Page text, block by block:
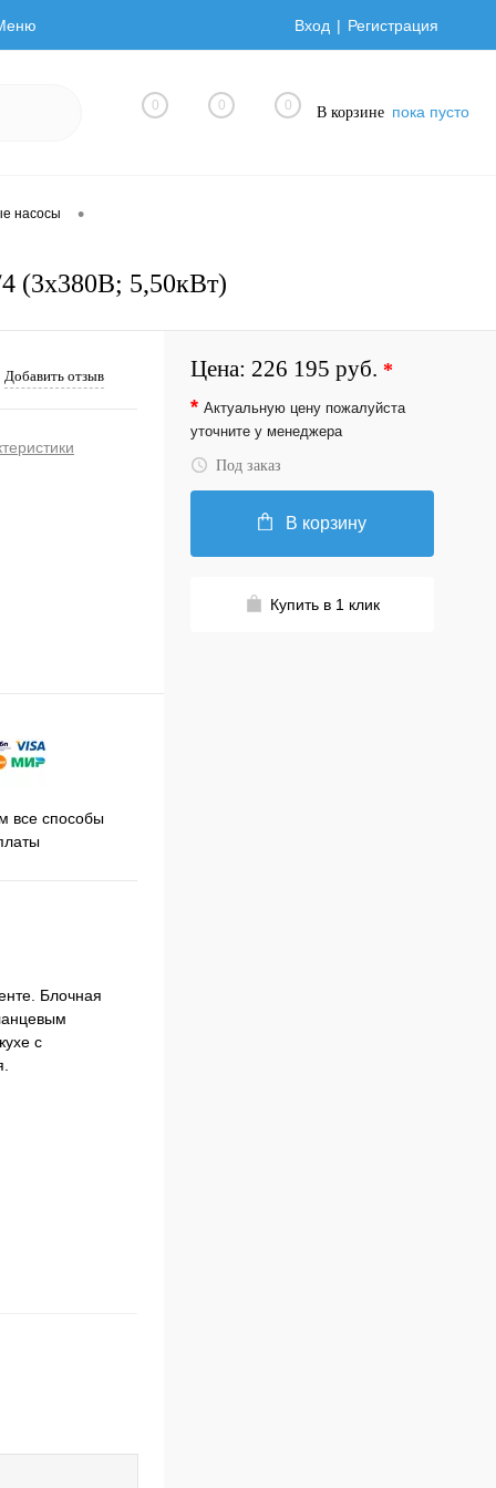
Вход Регистрация
0 0 0 В корзине пока пусто
насосы •
(3х380В; 5,50кВт)
Добавить отзыв
все способы
Блочная
с
Цена: 226 195 руб. *
* Актуальную цену пожалуйста
уточните у менеджера
Под заказ
В корзину
Купить в 1 клик